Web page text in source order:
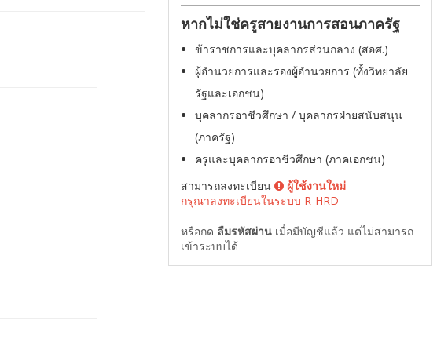
หากไม่ใช่ครูสายงานการสอนภาครัฐ
ข้าราชการและบุคลากรส่วนกลาง (สอศ.)
ผู้อำนวยการและรองผู้อำนวยการ (ทั้งวิทยาลัย
รัฐและเอกชน)
บุคลากรอาชีวศึกษา / บุคลากรฝ่ายสนับสนุน
(ภาครัฐ)
ครูและบุคลากรอาชีวศึกษา (ภาคเอกชน)
สามารถลงทะเบียน
ผู้ใช้งานใหม่
กรุณาลงทะเบียนในระบบ R-HRD
หรือกด ลืมรหัสผ่านเมื่อมีบัญชีแล้ว แต่ไม่สามารถ
เข้าระบบได้